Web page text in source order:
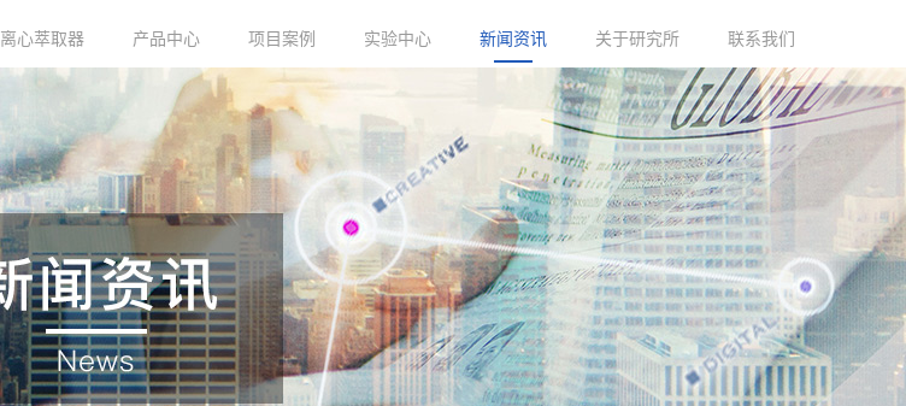
离心萃取器 产品中心 项目案例 实验中心 新闻资讯 关于研究所 联系我们